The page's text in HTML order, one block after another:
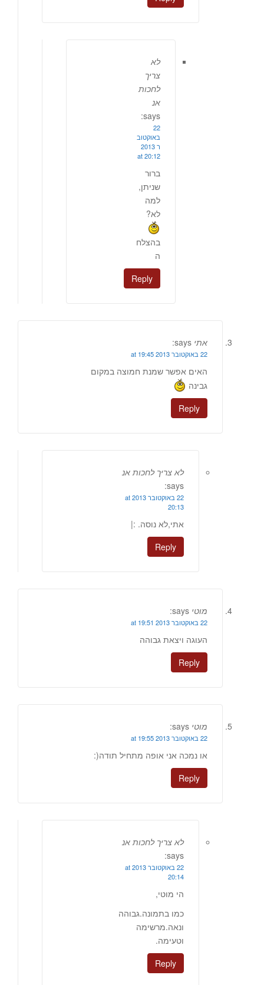
לא
צריך
לחכות
אנ
says:
22
באוקטוב
ר 2013
at 20:12
ברור
שניתן,
למה
לא?
בהצלח
ה
Reply
אתי says:
22 באוקטובר 2013 at 19:45
האים אפשר שמנת חמוצה במקום
גבינה
Reply
לא צריך לחכות אנ
says:
22 באוקטובר 2013 at
20:13
אתי,לא נוסה. :|
Reply
מוטי says:
22 באוקטובר 2013 at 19:51
העוגה ויצאת גבוהה
Reply
מוטי says:
22 באוקטובר 2013 at 19:55
או נמכה אני אופה מתחיל תודה(:
Reply
לא צריך לחכות אנ
says:
22 באוקטובר 2013 at
20:14
הי מוטי,
כמו בתמונה.גבוהה
ונאה.מרשימה
וטעימה.
Reply